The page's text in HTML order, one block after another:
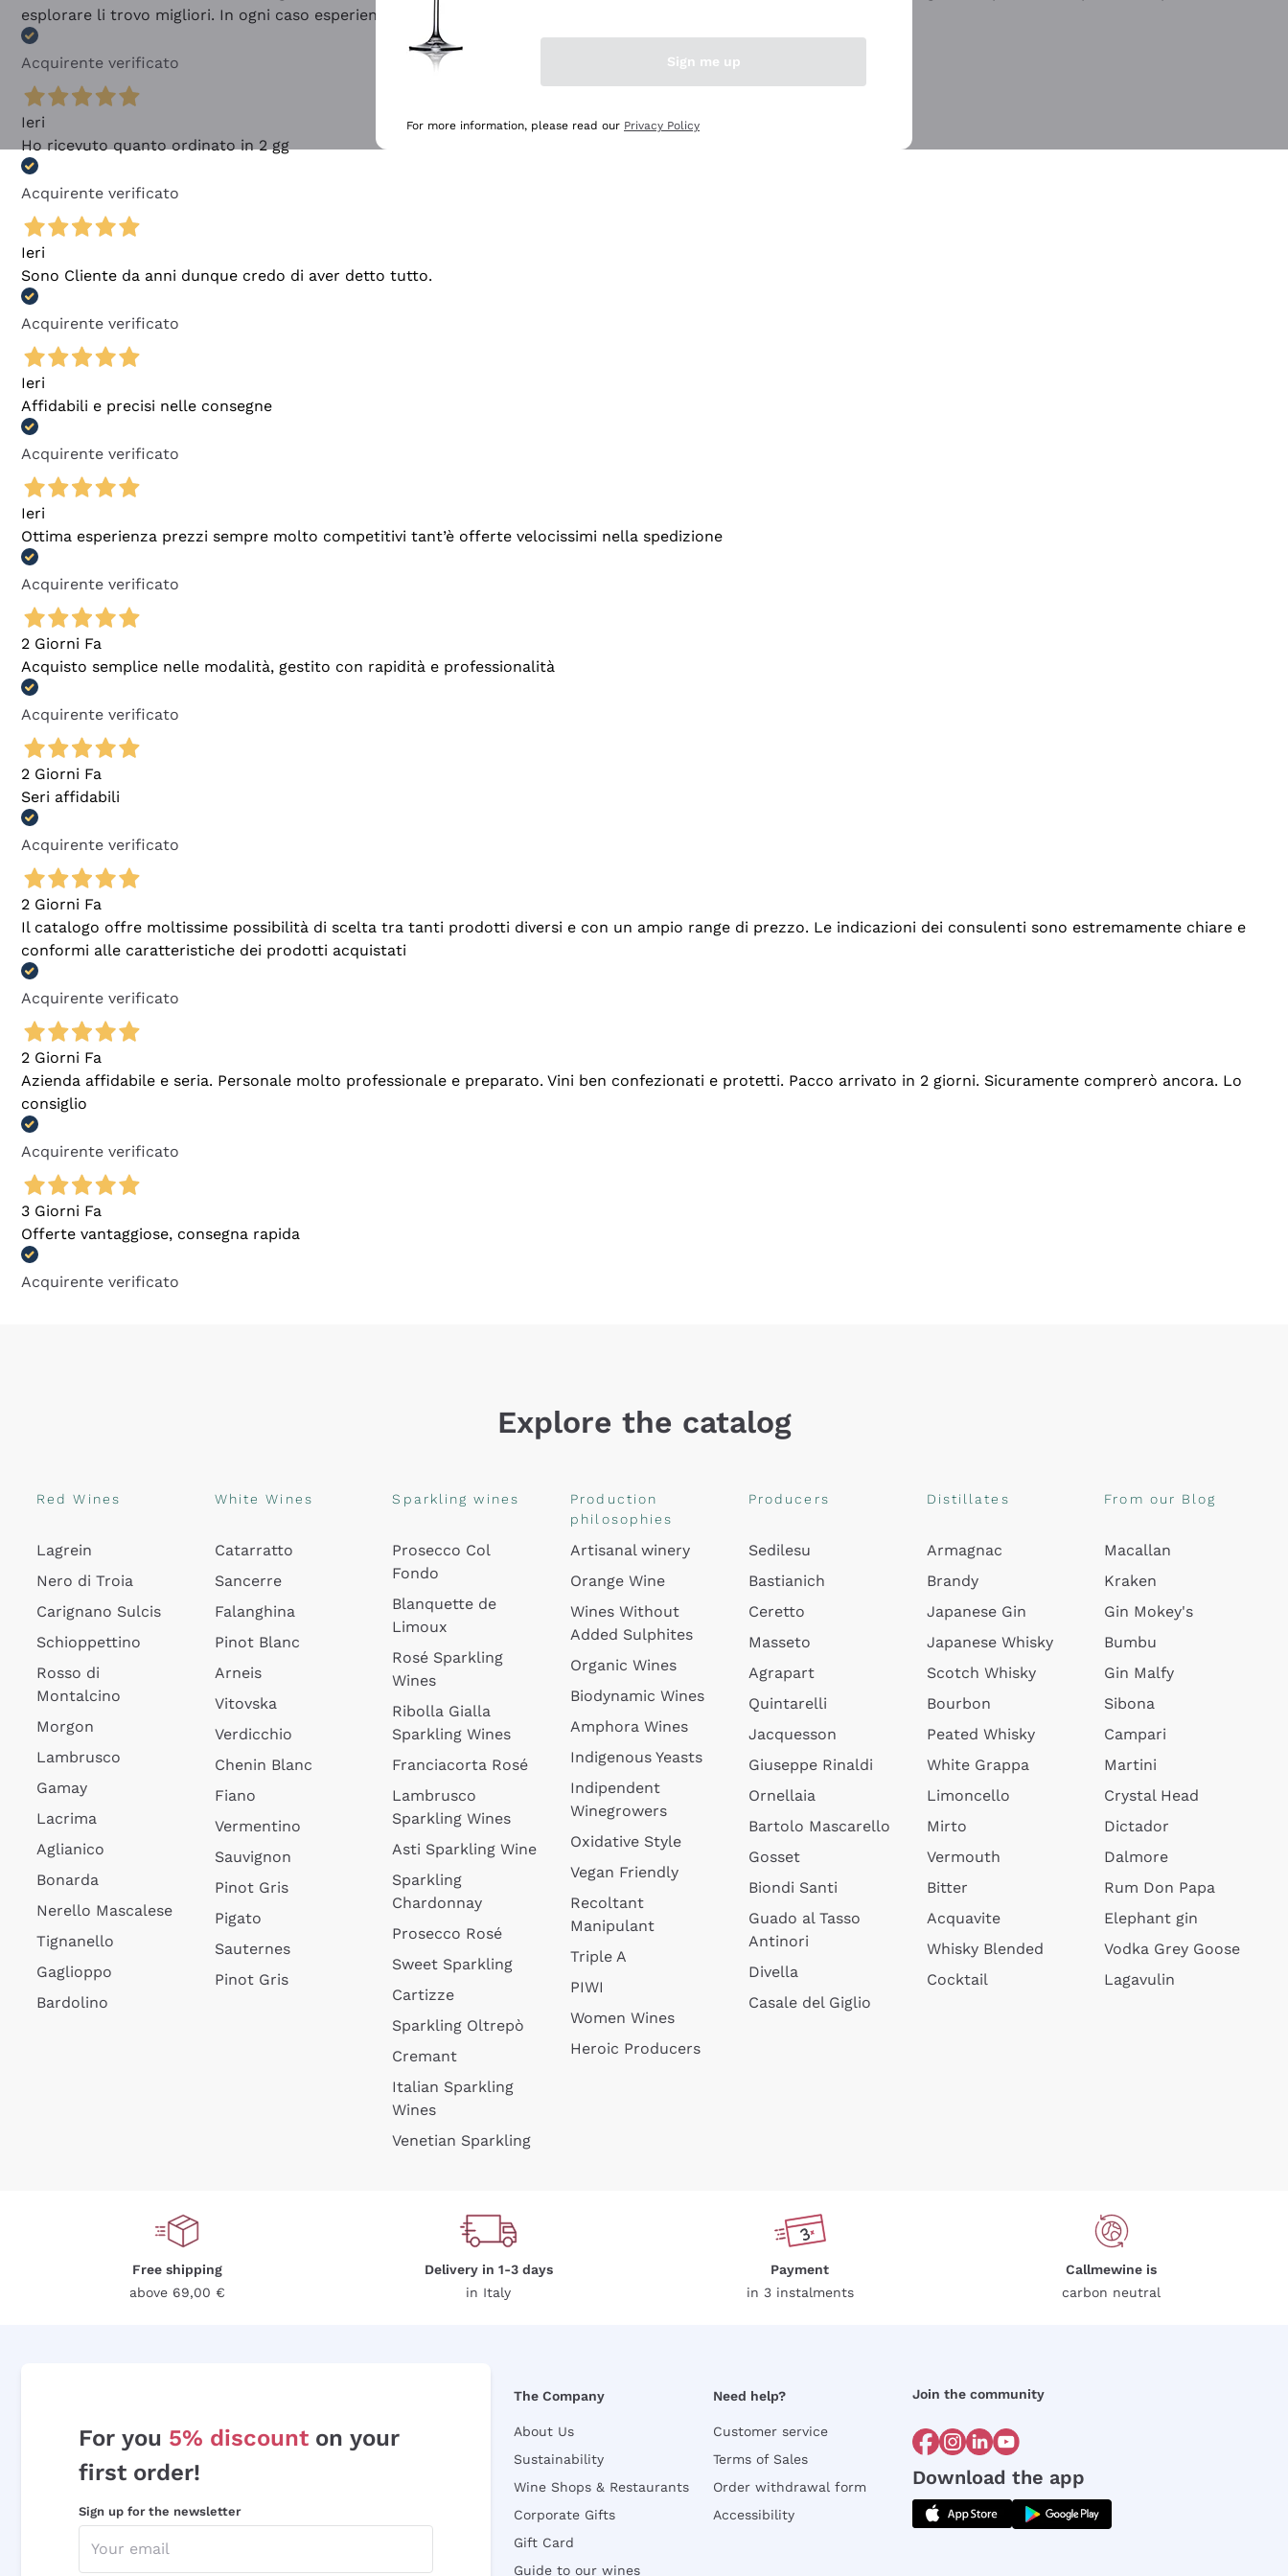
esplorare li trovo migliori. In ogni caso esperienza buona e lo consiglio! 👍
Acquirente verificato
Ieri
Ho ricevuto quanto ordinato in 2 gg
Acquirente verificato
Ieri
Sono Cliente da anni dunque credo di aver detto tutto.
Acquirente verificato
Ieri
Affidabili e precisi nelle consegne
Acquirente verificato
Ieri
Ottima esperienza prezzi sempre molto competitivi tant’è offerte velocissimi nella spedizione
Acquirente verificato
2 Giorni Fa
Acquisto semplice nelle modalità, gestito con rapidità e professionalità
Acquirente verificato
2 Giorni Fa
Seri affidabili
Acquirente verificato
2 Giorni Fa
Il catalogo offre moltissime possibilità di scelta tra tanti prodotti diversi e con un ampio range di prezzo. Le indicazioni dei consulenti sono estremamente chiare e
conformi alle caratteristiche dei prodotti acquistati
Acquirente verificato
2 Giorni Fa
Azienda affidabile e seria. Personale molto professionale e preparato. Vini ben confezionati e protetti. Pacco arrivato in 2 giorni. Sicuramente comprerò ancora. Lo
consiglio
Acquirente verificato
3 Giorni Fa
Offerte vantaggiose, consegna rapida
Acquirente verificato
Explore the catalog
Red Wines
Lagrein
Nero di Troia
Carignano Sulcis
Schioppettino
Rosso di
Montalcino
Morgon
Lambrusco
Gamay
Lacrima
Aglianico
Bonarda
Nerello Mascalese
Tignanello
Gaglioppo
Bardolino
White Wines
Catarratto
Sancerre
Falanghina
Pinot Blanc
Arneis
Vitovska
Verdicchio
Chenin Blanc
Fiano
Vermentino
Sauvignon
Pinot Gris
Pigato
Sauternes
Pinot Gris
Sparkling wines
Prosecco Col
Fondo
Blanquette de
Limoux
Rosé Sparkling
Wines
Ribolla Gialla
Sparkling Wines
Franciacorta Rosé
Lambrusco
Sparkling Wines
Asti Sparkling Wine
Sparkling
Chardonnay
Prosecco Rosé
Sweet Sparkling
Cartizze
Sparkling Oltrepò
Cremant
Italian Sparkling
Wines
Venetian Sparkling
Production
philosophies
Artisanal winery
Orange Wine
Wines Without
Added Sulphites
Organic Wines
Biodynamic Wines
Amphora Wines
Indigenous Yeasts
Indipendent
Winegrowers
Oxidative Style
Vegan Friendly
Recoltant
Manipulant
Triple A
PIWI
Women Wines
Heroic Producers
Producers
Sedilesu
Bastianich
Ceretto
Masseto
Agrapart
Quintarelli
Jacquesson
Giuseppe Rinaldi
Ornellaia
Bartolo Mascarello
Gosset
Biondi Santi
Guado al Tasso
Antinori
Divella
Casale del Giglio
Distillates
Armagnac
Brandy
Japanese Gin
Japanese Whisky
Scotch Whisky
Bourbon
Peated Whisky
White Grappa
Limoncello
Mirto
Vermouth
Bitter
Acquavite
Whisky Blended
Cocktail
From our Blog
Macallan
Kraken
Gin Mokey's
Bumbu
Gin Malfy
Sibona
Campari
Martini
Crystal Head
Dictador
Dalmore
Rum Don Papa
Elephant gin
Vodka Grey Goose
Lagavulin
Free shipping
above 69,00 €
Delivery in 1-3 days
in Italy
Payment
in 3 instalments
Callmewine is
carbon neutral
For you 5% discount on your
first order!
Sign up for the newsletter
The Company
About Us
Sustainability
Wine Shops & Restaurants
Corporate Gifts
Gift Card
Guide to our wines
Need help?
Customer service
Terms of Sales
Order withdrawal form
Accessibility
Join the community
Download the app
Sign me up
For more information, please read our Privacy Policy